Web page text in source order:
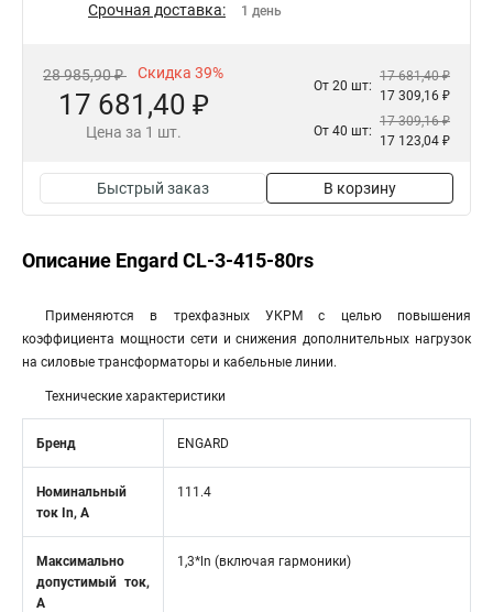
Срочная доставка: 1 день
28 985,90 ₽ Скидка 39%
17 681,40 ₽
Цена за 1 шт.
От 20 шт:
17 681,40 ₽
17 309,16 ₽
От 40 шт:
17 309,16 ₽
17 123,04 ₽
Быстрый заказ В корзину
Описание Engard CL-3-415-80rs
Применяются в трехфазных УКРМ с целью повышения
коэффициента мощности сети и снижения дополнительных нагрузок
на силовые трансформаторы и кабельные линии.
Технические характеристики
Бренд ENGARD
Номинальный
ток In, А
111.4
Максимально
допустимый ток,
А
1,3*ln (включая гармоники)